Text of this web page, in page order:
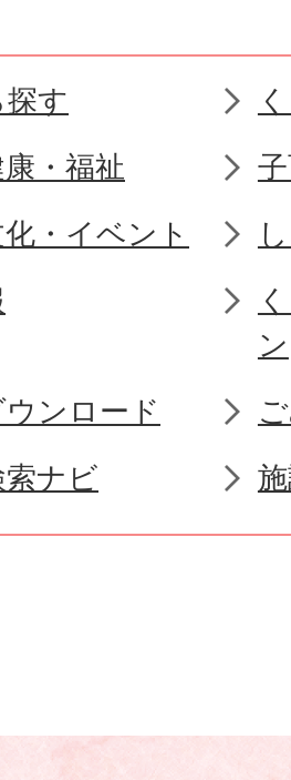
す
・福祉
・イベント
ン
ンロード
ナビ